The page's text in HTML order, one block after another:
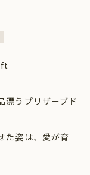
漂うプリザーブド
た姿は、愛が育